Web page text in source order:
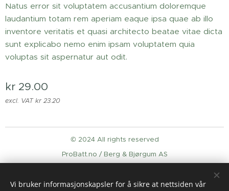
Natus error sit voluptatem accusantium doloremque
laudantium totam rem aperiam eaque ipsa quae ab illo
inventore veritatis et quasi architecto beatae vitae dicta
sunt explicabo nemo enim ipsam voluptatem quia
voluptas sit aspernatur aut odit.
kr 29.00
excl. VAT kr 23.20
© 2024 All rights reserved
ProBatt.no / Berg & Bjørgum AS
Languages
Vi bruker informasjonskapsler for å sikre at nettsiden vår